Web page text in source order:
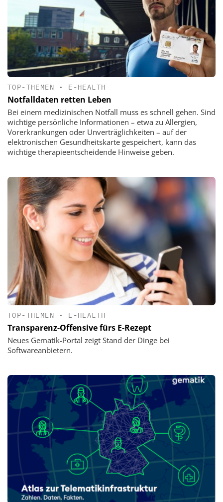
TOP-THEMEN • E-HEALTH
Notfalldaten retten Leben
Bei einem medizinischen Notfall muss es schnell gehen. Sind
wichtige persönliche Informationen – etwa zu Allergien,
Vorerkrankungen oder Unverträglichkeiten – auf der
elektronischen Gesundheitskarte gespeichert, kann das
wichtige therapieentscheidende Hinweise geben.
TOP-THEMEN • E-HEALTH
Transparenz-Offensive fürs E-Rezept
Neues Gematik-Portal zeigt Stand der Dinge bei
Softwareanbietern.